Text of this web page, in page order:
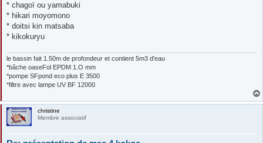
* chagoï ou yamabuki
* hikari moyomono
* doitsi kin matsaba
* kikokuryu
le bassin fait 1.50m de profondeur et contient 5m3 d'eau
*bâche oaseFol EPDM 1.O mm
*pompe SFpond eco plus E 3500
*filtre avec lampe UV BF 12000
christine
Membre associatif